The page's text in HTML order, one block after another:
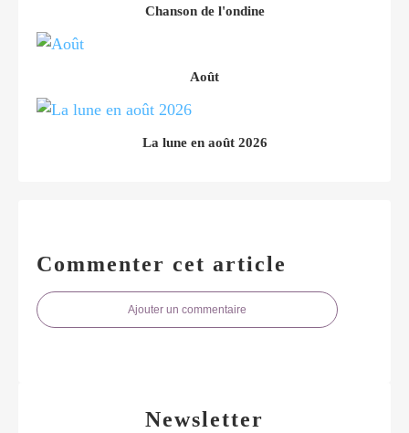
Chanson de l'ondine
Août
La lune en août 2026
Commenter cet article
Ajouter un commentaire
Newsletter